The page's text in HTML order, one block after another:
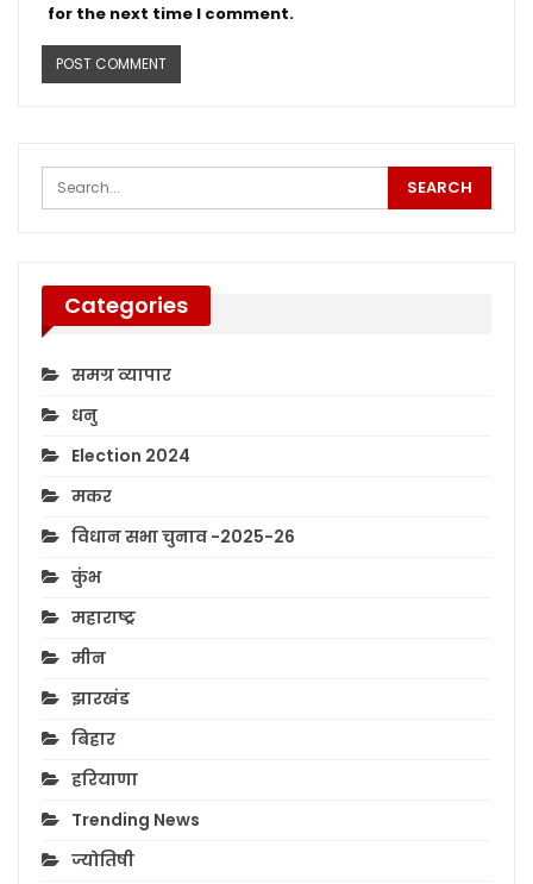
for the next time I comment.
Categories
समग्र व्यापार
धनु
Election 2024
मकर
विधान सभा चुनाव -2025-26
कुंभ
महाराष्ट्र
मीन
झारखंड
बिहार
हरियाणा
Trending News
ज्योतिषी